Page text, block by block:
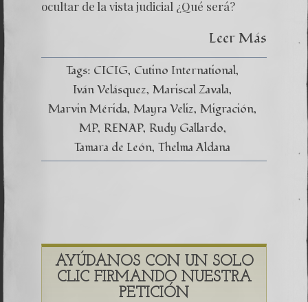
ocultar de la vista judicial ¿Qué será?
Leer Más
Tags: CICIG Cutino International
Iván Velásquez Mariscal Zavala
Marvin Mérida Mayra Veliz Migración
MP RENAP Rudy Gallardo
Tamara de León Thelma Aldana
AYÚDANOS CON UN SOLO
CLIC FIRMANDO NUESTRA
PETICIÓN